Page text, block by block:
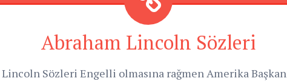
Abraham Lincoln Sözleri
Sözleri Engelli olmasına rağmen Amerika